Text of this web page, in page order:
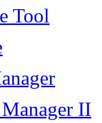
Tool
II